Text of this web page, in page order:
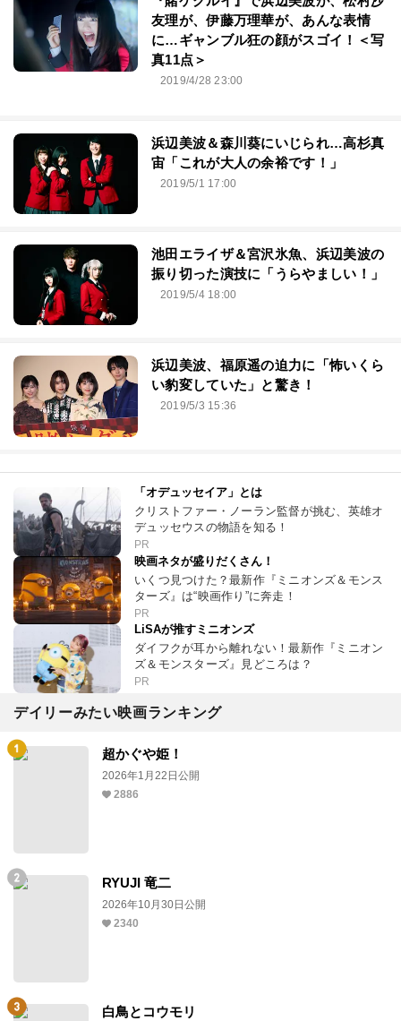
友理が、伊藤万理華が、あんな表情
に…ギャンブル狂の顔がスゴイ！＜写
真11点＞
2019/4/28 23:00
浜辺美波＆森川葵にいじられ…高杉真
宙「これが大人の余裕です！」
2019/5/1 17:00
池田エライザ＆宮沢氷魚、浜辺美波の
振り切った演技に「うらやましい！」
2019/5/4 18:00
浜辺美波、福原遥の迫力に「怖いくら
い豹変していた」と驚き！
2019/5/3 15:36
「オデュッセイア」とは
クリストファー・ノーラン監督が挑む、英雄オ
デュッセウスの物語を知る！
PR
映画ネタが盛りだくさん！
いくつ見つけた？最新作『ミニオンズ＆モンス
ターズ』は“映画作り”に奔走！
PR
LiSAが推すミニオンズ
ダイフクが耳から離れない！最新作『ミニオン
ズ＆モンスターズ』見どころは？
PR
デイリーみたい映画ランキング
超かぐや姫！
2026年1月22日公開
2886
RYUJI 竜二
2026年10月30日公開
2340
白鳥とコウモリ